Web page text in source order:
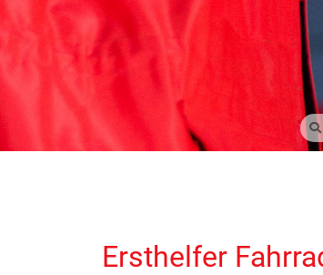
Ersthelfer